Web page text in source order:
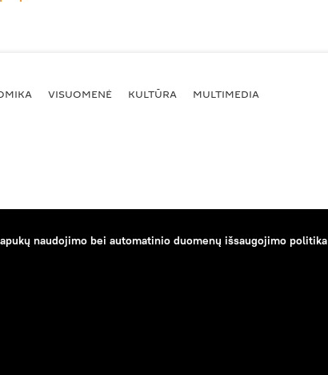
VISUOMENĖ KULTŪRA MULTIMEDIA
naudojimo bei automatinio duomenų išsaugojimo politika